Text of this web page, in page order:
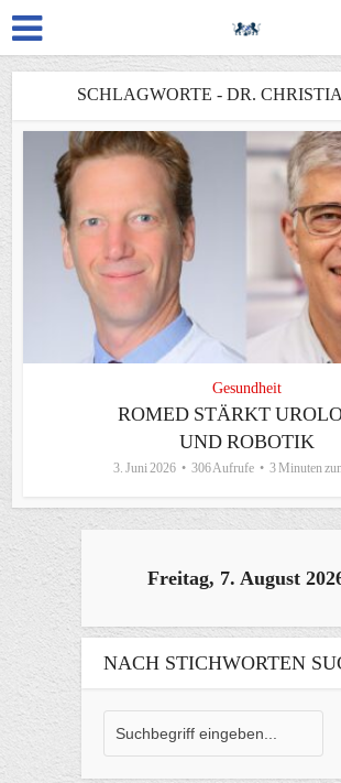
SCHLAGWORTE - DR.
Gesundheit
ROMED STÄRKT
UND ROBOTIK
3. Juni 2026 306 Aufrufe 3 Minuten
Freitag, 7. August
NACH STICHWORTEN